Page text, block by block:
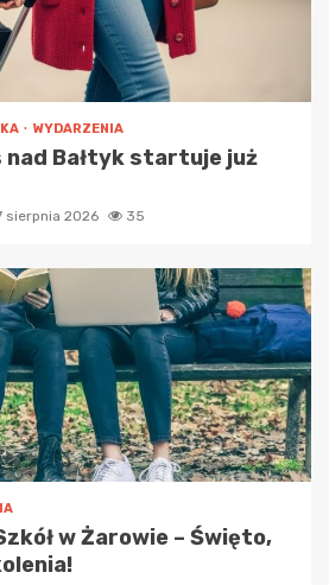
WYDARZENIA
nad Bałtyk startuje już
sierpnia 2026 35
w Żarowie – Święto,